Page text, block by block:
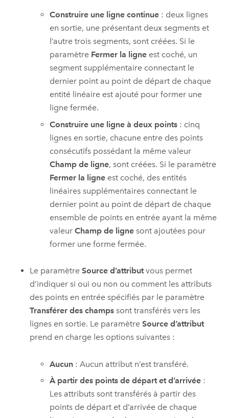
Construire une ligne continue : deux lignes
en sortie, une présentant deux segments et
l’autre trois segments, sont créées. Si le
paramètre Fermer la ligne est coché, un
segment supplémentaire connectant le
dernier point au point de départ de chaque
entité linéaire est ajouté pour former une
ligne fermée.
Construire une ligne à deux points : cinq
lignes en sortie, chacune entre des points
consécutifs possédant la même valeur
Champ de ligne, sont créées. Si le paramètre
Fermer la ligne est coché, des entités
linéaires supplémentaires connectant le
dernier point au point de départ de chaque
ensemble de points en entrée ayant la même
valeurChamp de ligne sont ajoutées pour
former une forme fermée.
Le paramètreSource d’attributvous permet
d’indiquer si oui ou non ou comment les attributs
des points en entrée spécifiés par le paramètre
Transférer des champs sont transférés vers les
lignes en sortie. Le paramètreSource d’attribut
prend en charge les options suivantes :
Aucun : Aucun attribut n’est transféré.
À partir des points de départ et d’arrivée :
Les attributs sont transférés à partir des
points de départ et d’arrivée de chaque